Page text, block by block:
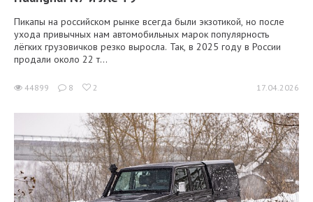
Пикапы на российском рынке всегда были экзотикой, но после
ухода привычных нам автомобильных марок популярность
лёгких грузовичков резко выросла. Так, в 2025 году в России
продали около 22 т...
44899 8 2 17.04.2026